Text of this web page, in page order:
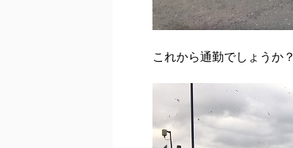
これから通勤でしょうか？